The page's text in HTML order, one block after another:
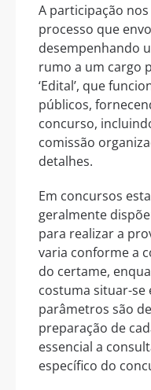
A participação nos
processo que
desempenhando
rumo a um cargo
‘Edital’, que
públicos,
concurso,
comissão
detalhes.
Em concursos
geralmente
para realizar a
varia conforme a
do certame,
costuma situar-se
parâmetros são
preparação de
essencial a
específico do